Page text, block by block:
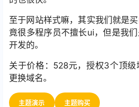
至于网站样式嘛，其实我们就是
竟很多程序员不擅长ui，但是我
开发的。
关于价格：528元，授权3个顶
更换域名。
主题演示 主题购买